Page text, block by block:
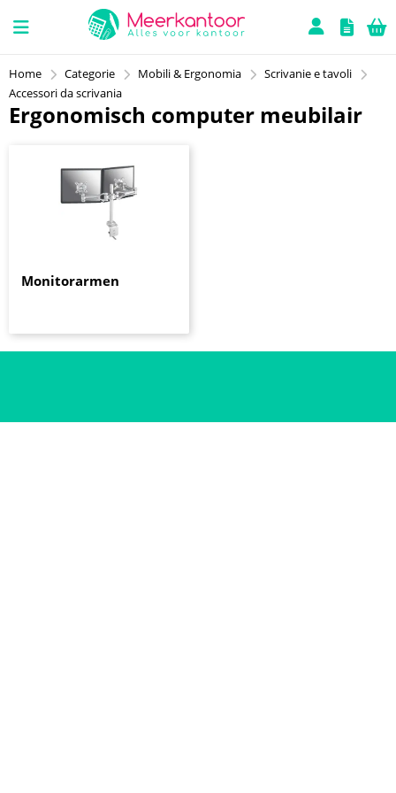
Home Categorie Mobili & Ergonomia
Scrivanie e tavoli
Accessori da scrivania
Ergonomisch computer meubilair
Monitorarmen